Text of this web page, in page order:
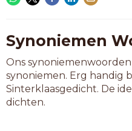
Synoniemen
Ons
synoniemen. Erg handig
Sinterklaasgedicht. De
dichten.